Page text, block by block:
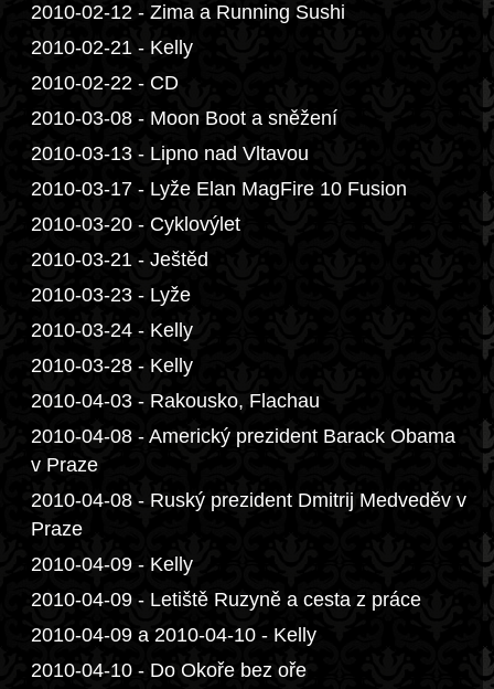
2010-02-12 - Zima a Running Sushi
2010-02-21 - Kelly
2010-02-22 - CD
2010-03-08 - Moon Boot a sněžení
2010-03-13 - Lipno nad Vltavou
2010-03-17 - Lyže Elan MagFire 10 Fusion
2010-03-20 - Cyklovýlet
2010-03-21 - Ještěd
2010-03-23 - Lyže
2010-03-24 - Kelly
2010-03-28 - Kelly
2010-04-03 - Rakousko, Flachau
2010-04-08 - Americký prezident Barack Obama
v Praze
2010-04-08 - Ruský prezident Dmitrij Medveděv v
Praze
2010-04-09 - Kelly
2010-04-09 - Letiště Ruzyně a cesta z práce
2010-04-09 a 2010-04-10 - Kelly
2010-04-10 - Do Okoře bez oře